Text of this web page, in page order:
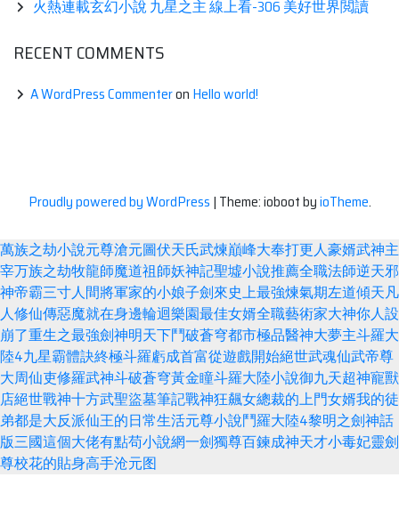
火熱連載玄幻小說 九星之主 線上看-306 美好世界閲讀
RECENT COMMENTS
A WordPress Commenteron Hello world!
Proudly powered by WordPress | Theme: ioboot byioTheme.
萬族之劫小說元尊滄元圖伏天氏武煉巔峰大奉打更人豪婿武神主
宰万族之劫牧龍師魔道祖師妖神記聖墟小說推薦全職法師逆天邪
神帝霸三寸人間將軍家的小娘子劍來史上最強煉氣期左道傾天凡
人修仙傳惡魔就在身邊輪迴樂園最佳女婿全職藝術家大神你人設
崩了重生之最強劍神明天下鬥破蒼穹都市極品醫神大夢主斗羅大
陸4九星霸體訣終極斗羅虧成首富從遊戲開始絕世武魂仙武帝尊
大周仙吏修羅武神斗破蒼穹黃金瞳斗羅大陸小說御九天超神寵獸
店絕世戰神十方武聖盜墓筆記戰神狂飆女總裁的上門女婿我的徒
弟都是大反派仙王的日常生活元尊小說鬥羅大陸4黎明之劍神話
版三國這個大佬有點苟小說網一劍獨尊百鍊成神天才小毒妃靈劍
尊校花的貼身高手沧元图